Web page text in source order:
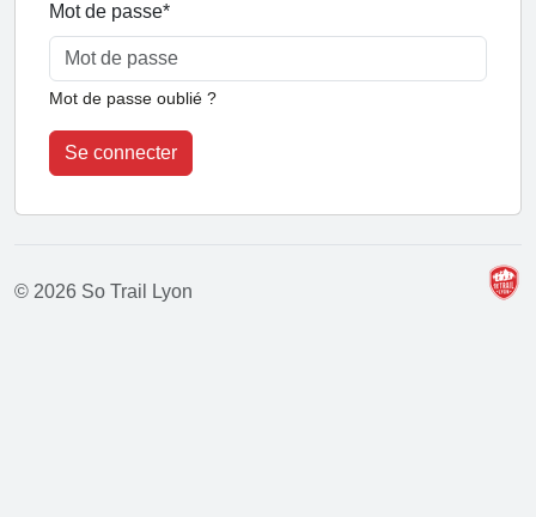
Mot de passe*
Mot de passe oublié ?
Se connecter
© 2026 So Trail Lyon